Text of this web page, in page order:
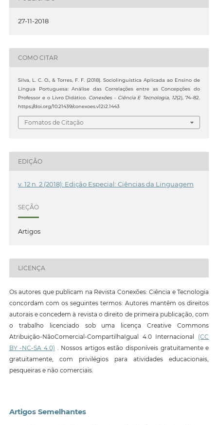
27-11-2018
COMO CITAR
Silva, L. C. O., & Torres, F. F. (2018). Sociolinguística Aplicada ao Ensino de
Língua Portuguesa: Análise das Correlações entre as Concepções do
Professor e o Livro Didático. Conexões - Ciência E Tecnologia, 12(2), 74–82.
https://doi.org/10.21439/conexoes.v12i2.1443
Fomatos de Citação
EDIÇÃO
v. 12 n. 2 (2018): Edição Especial: Ciências da Linguagem
SEÇÃO
Artigos
LICENÇA
Os autores que publicam na Revista Conexões: Ciência e Tecnologia
concordam com os seguintes termos: Autores mantêm os direitos
autorais e concedem à revista o direito de primeira publicação, com
o trabalho licenciado sob uma licença Creative Commons
Atribuição-NãoComercial-CompartilhaIgual 4.0 Internacional (CC
BY -NC-SA 4.0) . Nossos artigos estão disponíveis gratuitamente e
gratuitamente, com privilégios para atividades educacionais,
pesqueiras e não comerciais.
Artigos Semelhantes